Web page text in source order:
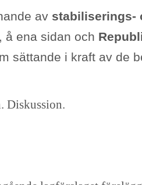
av stabiliserings-
å ena sidan och
sättande i kraft av de
Diskussion.